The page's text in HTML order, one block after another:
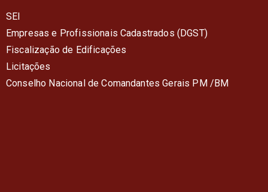
SEI
Empresas e Profissionais Cadastrados (DGST)
Fiscalização de Edificações
Licitações
Conselho Nacional de Comandantes Gerais PM /BM